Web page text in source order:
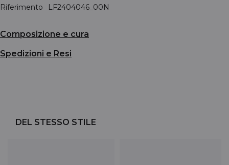
Riferimento
LF2404046_00N
Composizione e cura
Spedizioni e Resi
DEL STESSO STILE